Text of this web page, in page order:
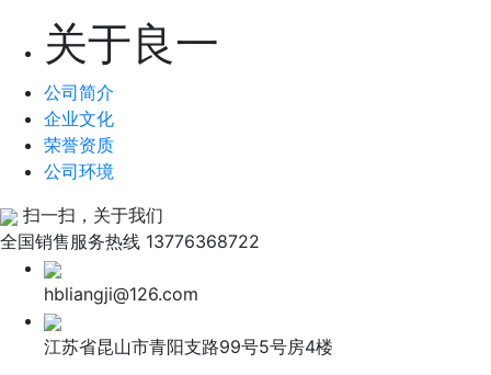
关于良一
公司简介
企业文化
荣誉资质
公司环境
扫一扫，关于我们
全国销售服务热线 13776368722
hbliangji@126.com
江苏省昆山市青阳支路99号5号房4楼